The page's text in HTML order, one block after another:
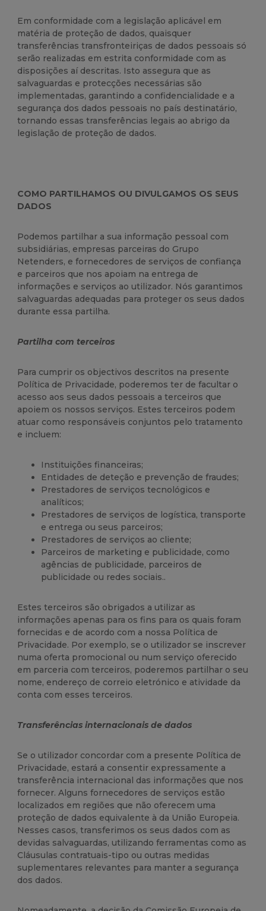
Em conformidade com a legislação aplicável em
matéria de proteção de dados, quaisquer
transferências transfronteiriças de dados pessoais só
serão realizadas em estrita conformidade com as
disposições aí descritas. Isto assegura que as
salvaguardas e protecções necessárias são
implementadas, garantindo a confidencialidade e a
segurança dos dados pessoais no país destinatário,
tornando essas transferências legais ao abrigo da
legislação de proteção de dados.
COMO PARTILHAMOS OU DIVULGAMOS OS SEUS
DADOS
Podemos partilhar a sua informação pessoal com
subsidiárias, empresas parceiras do Grupo
Netenders, e fornecedores de serviços de confiança
e parceiros que nos apoiam na entrega de
informações e serviços ao utilizador. Nós garantimos
salvaguardas adequadas para proteger os seus dados
durante essa partilha.
Partilha com terceiros
Para cumprir os objectivos descritos na presente
Política de Privacidade, poderemos ter de facultar o
acesso aos seus dados pessoais a terceiros que
apoiem os nossos serviços. Estes terceiros podem
atuar como responsáveis conjuntos pelo tratamento
e incluem:
Instituições financeiras;
Entidades de deteção e prevenção de fraudes;
Prestadores de serviços tecnológicos e
analíticos;
Prestadores de serviços de logística, transporte
e entrega ou seus parceiros;
Prestadores de serviços ao cliente;
Parceiros de marketing e publicidade, como
agências de publicidade, parceiros de
publicidade ou redes sociais..
Estes terceiros são obrigados a utilizar as
informações apenas para os fins para os quais foram
fornecidas e de acordo com a nossa Política de
Privacidade. Por exemplo, se o utilizador se inscrever
numa oferta promocional ou num serviço oferecido
em parceria com terceiros, poderemos partilhar o seu
nome, endereço de correio eletrónico e atividade da
conta com esses terceiros.
Transferências internacionais de dados
Se o utilizador concordar com a presente Política de
Privacidade, estará a consentir expressamente a
transferência internacional das informações que nos
fornecer. Alguns fornecedores de serviços estão
localizados em regiões que não oferecem uma
proteção de dados equivalente à da União Europeia.
Nesses casos, transferimos os seus dados com as
devidas salvaguardas, utilizando ferramentas como as
Cláusulas contratuais-tipo ou outras medidas
suplementares relevantes para manter a segurança
dos dados.